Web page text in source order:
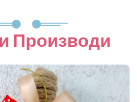
Производи